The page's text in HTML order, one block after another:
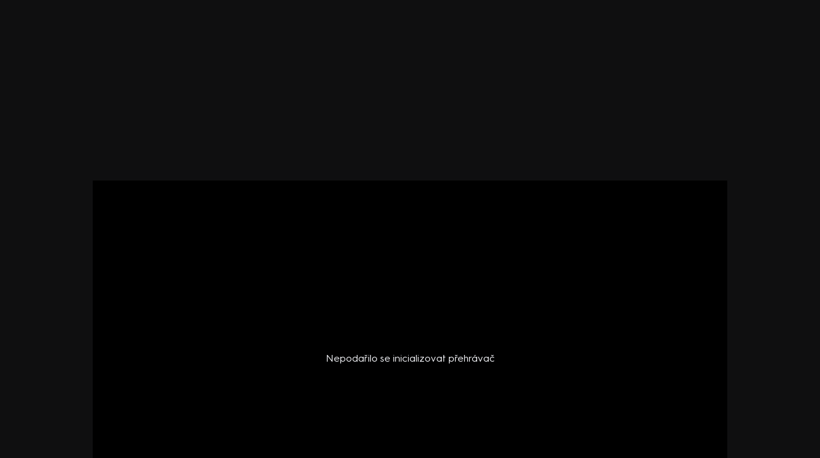
Nepodařilo se inicializovat přehrávač